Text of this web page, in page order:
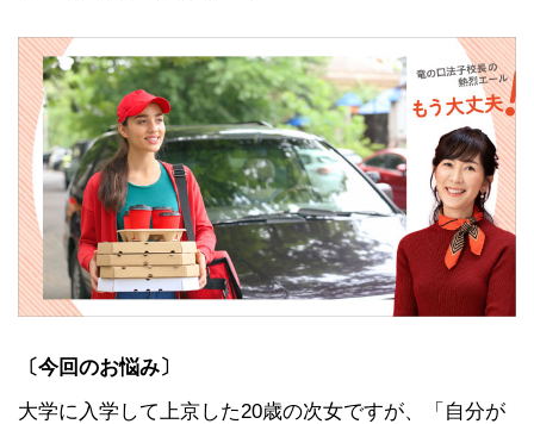
〔今回のお悩み〕
大学に入学して上京した20歳の次女ですが、「自分が